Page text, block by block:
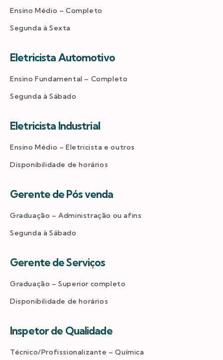
Ensino Médio – Completo
Segunda à Sexta
Eletricista Automotivo
Ensino Fundamental – Completo
Segunda à Sábado
Eletricista Industrial
Ensino Médio – Eletricista e outros
Disponibilidade de horários
Gerente de Pós venda
Graduação – Administração ou afins
Segunda à Sábado
Gerente de Serviços
Graduação – Superior completo
Disponibilidade de horários
Inspetor de Qualidade
Técnico/Profissionalizante – Química